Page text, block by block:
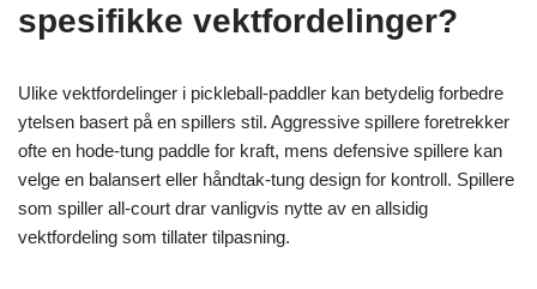
spesifikke vektfordelinger?
Ulike vektfordelinger i pickleball-paddler kan betydelig forbedre
ytelsen basert på en spillers stil. Aggressive spillere foretrekker
ofte en hode-tung paddle for kraft, mens defensive spillere kan
velge en balansert eller håndtak-tung design for kontroll. Spillere
som spiller all-court drar vanligvis nytte av en allsidig
vektfordeling som tillater tilpasning.